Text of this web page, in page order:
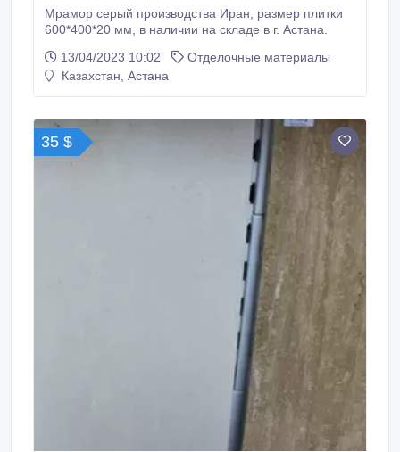
Мрамор серый производства Иран, размер плитки
600*400*20 мм, в наличии на складе в г. Астана.
13/04/2023 10:02
Отделочные материалы
Казахстан, Астана
35 $